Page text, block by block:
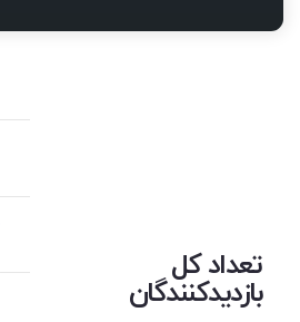
تعداد کل
بازدیدکنندگان